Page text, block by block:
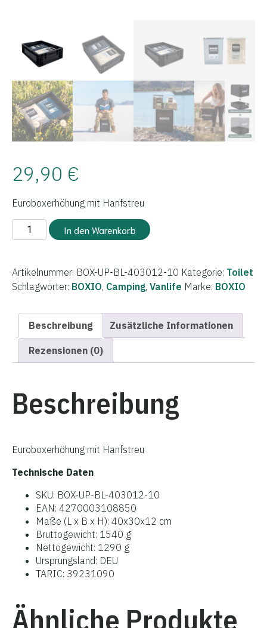
29,90 €
Euroboxerhöhung mit Hanfstreu
BOXIO
-
Menge
In den Warenkorb
Artikelnummer: BOX-UP-BL-403012-10 Kategorie: Toilet
Schlagwörter: BOXIO, Camping, Vanlife Marke: BOXIO
Beschreibung Zusätzliche Informationen
Rezensionen (0)
Beschreibung
Euroboxerhöhung mit Hanfstreu
Technische Daten
SKU: BOX-UP-BL-403012-10
EAN: 4270003108850
Maße (L x B x H): 40x30x12 cm
Bruttogewicht: 1540 g
Nettogewicht: 1290 g
Ursprungsland: DEU
TARIC: 39231090
Ähnliche Produkte